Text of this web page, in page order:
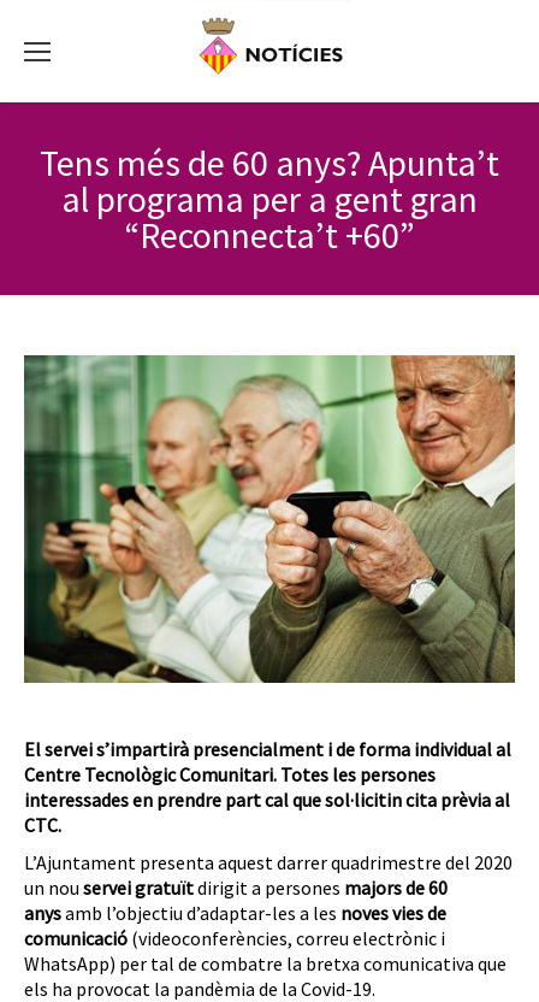
Tens més de 60 anys? Apunta’t
al programa per a gent gran
“Reconnecta’t +60”
El servei s’impartirà presencialment i de forma individual al
Centre Tecnològic Comunitari. Totes les persones
interessades en prendre part cal que sol·licitin cita prèvia al
CTC.
L’Ajuntament presenta aquest darrer quadrimestre del 2020
un nou servei gratuïtdirigit a persones majors de 60
anysamb l’objectiu d’adaptar-les a les noves vies de
comunicació (videoconferències, correu electrònic i
WhatsApp) per tal de combatre la bretxa comunicativa que
els ha provocat la pandèmia de la Covid-19.